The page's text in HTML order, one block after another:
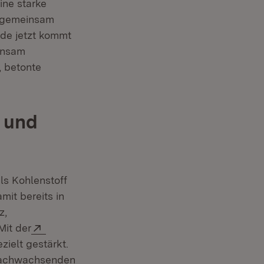
starke
jetzt kommt
betonte
Kohlenstoff
Fenster)
bereits in
der
gestärkt.